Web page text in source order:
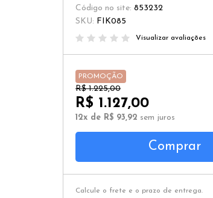
Código no site: 853232
SKU: FIK085
Visualizar avaliações
PROMOÇÃO
R$ 1.225,00
R$ 1.127,00
12x de R$ 93,92 sem juros
Comprar
Calcule o frete e o prazo de entrega.